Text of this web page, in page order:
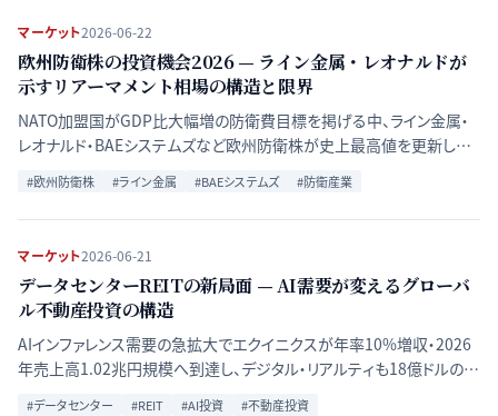
マーケット2026-06-22
欧州防衛株の投資機会2026 — ライン金属・レオナルドが
示すリアーマメント相場の構造と限界
NATO加盟国がGDP比大幅増の防衛費目標を掲げる中、ライン金属・
レオナルド・BAEシステムズなど欧州防衛株が史上最高値を更新し続
けている。背景となる需給構造・各社の業績・バリュエーション上の注
意点をデータで検証する。
#欧州防衛株 #ライン金属 #BAEシステムズ #防衛産業
マーケット2026-06-21
データセンターREITの新局面 — AI需要が変えるグローバ
ル不動産投資の構造
AIインファレンス需要の急拡大でエクイニクスが年率10%増収・2026
年売上高1.02兆円規模へ到達し、デジタル・リアルティも18億ドルの過
去最高バックログを記録。従来型オフィスREITとは一線を画す「AI時代
#データセンター #REIT #AI投資 #不動産投資